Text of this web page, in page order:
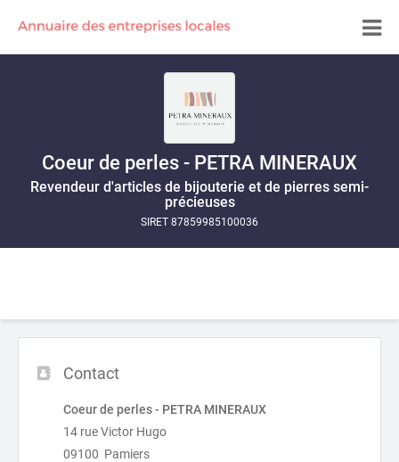
Coeur de perles - PETRA MINERAUX
Revendeur d'articles de bijouterie et de pierres semi-
précieuses
SIRET 87859985100036
Contact
Coeur de perles - PETRA MINERAUX
14 rue Victor Hugo
09100 Pamiers